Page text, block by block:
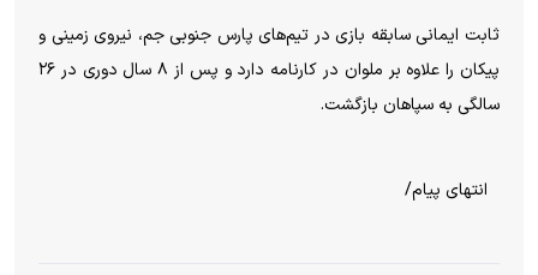
ثابت ایمانی سابقه بازی در تیم‌های پارس جنوبی جم، نیروی زمینی و
پیکان را علاوه بر ملوان در کارنامه دارد و پس از ۸ سال دوری در ۲۶
سالگی به سپاهان بازگشت.
انتهای پیام/